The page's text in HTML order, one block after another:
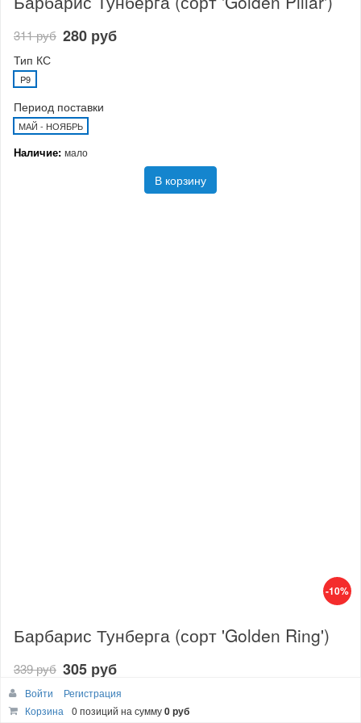
311 руб 280 руб
Тип КС
P9
Период поставки
МАЙ - НОЯБРЬ
Наличие: мало
В корзину
-10%
Барбарис Тунберга (сорт 'Golden Ring')
339 руб 305 руб
Тип КС
P9
Войти
Регистрация
Корзина
0 позиций на сумму0 руб